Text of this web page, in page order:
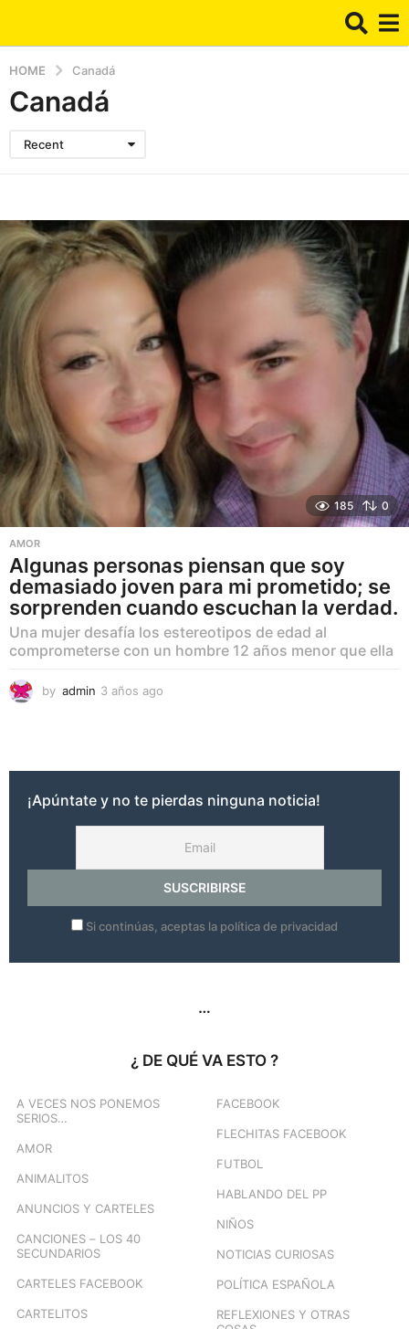
HOME Canadá
Canadá
Recent
185 0
AMOR
Algunas personas piensan que soy
demasiado joven para mi prometido; se
sorprenden cuando escuchan la verdad.
Una mujer desafía los estereotipos de edad al
comprometerse con un hombre 12 años menor que ella
by admin 3 años ago
g
¡Apúntate y no te pierdas ninguna noticia!
Si continúas, aceptas la política de privacidad
…
¿ DE QUÉ VA ESTO ?
A VECES NOS PONEMOS
SERIOS…
AMOR
ANIMALITOS
ANUNCIOS Y CARTELES
CANCIONES – LOS 40
SECUNDARIOS
CARTELES FACEBOOK
CARTELITOS
FACEBOOK
FLECHITAS FACEBOOK
FUTBOL
HABLANDO DEL PP
NIÑOS
NOTICIAS CURIOSAS
POLÍTICA ESPAÑOLA
REFLEXIONES Y OTRAS